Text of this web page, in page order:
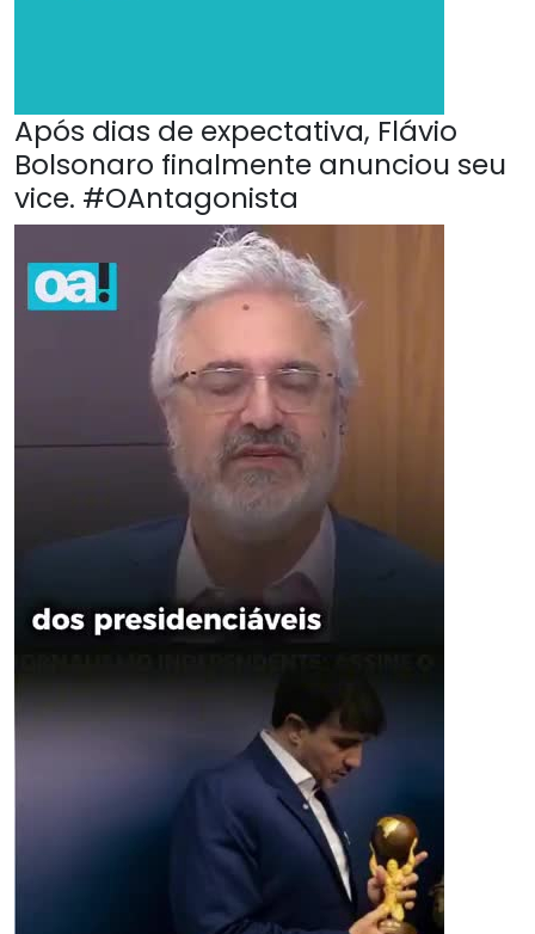
Após dias de expectativa, Flávio
Bolsonaro finalmente anunciou seu
vice. #OAntagonista